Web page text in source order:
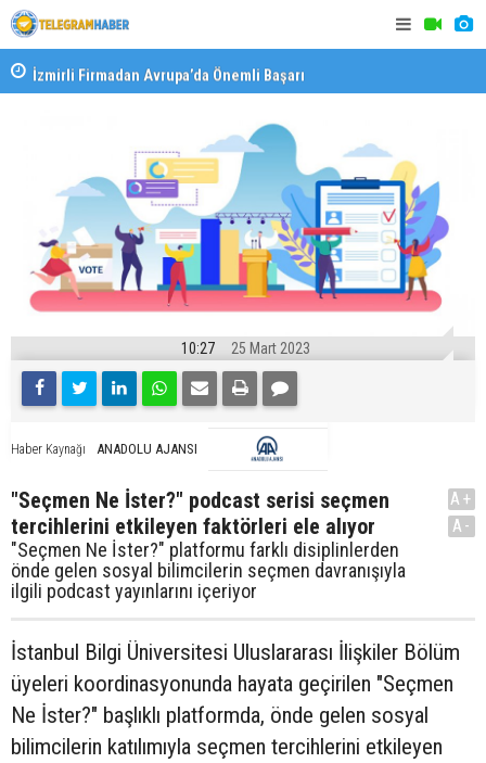
İzmirli Firmadan Avrupa’da Önemli Başarı
10:27 25 Mart 2023
Haber Kaynağı ANADOLU AJANSI
"Seçmen Ne İster?" podcast serisi seçmen
tercihlerini etkileyen faktörleri ele alıyor
"Seçmen Ne İster?" platformu farklı disiplinlerden
önde gelen sosyal bilimcilerin seçmen davranışıyla
ilgili podcast yayınlarını içeriyor
A+
A-
İstanbul Bilgi Üniversitesi Uluslararası İlişkiler Bölüm
üyeleri koordinasyonunda hayata geçirilen "Seçmen
Ne İster?" başlıklı platformda, önde gelen sosyal
bilimcilerin katılımıyla seçmen tercihlerini etkileyen